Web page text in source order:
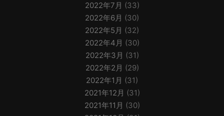
2022年7月 (33)
2022年6月 (30)
2022年5月 (32)
2022年4月 (30)
2022年3月 (31)
2022年2月 (29)
2022年1月 (31)
2021年12月 (31)
2021年11月 (30)